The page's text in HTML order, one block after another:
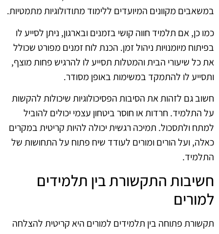
במשאבים מקוונים המיועדים ללימוד מתודולוגיות מתמטיות.
כמו כן, אם תלמיד חווה קושי בזמנים ובארגון, ניתן לסייע לו
בפיתוח מיומנויות ניהול זמן. הכנת לוח זמנים מפורט שכולל
את כל שיעורי הבית והמטלות תסייע לו להרגיש פחות מוצף,
ותסייע לו להתמקד במשימות באופן מסודר.
חשוב גם לזהות את הסיבות הפסיכולוגיות שיכולות להקשות
על התלמיד. חרדות או חוסר ביטחון עצמי יכולים להוביל
למתח ולתסכול. תמיכה רגשית יכולה להיות קריטית במקרים
כאלה, ועל הורים ומורים לעודד שיח פתוח על התחושות של
התלמיד.
חשיבות התקשורת בין תלמידים
למורים
תקשורת פתוחה בין תלמידים למורים היא קריטית להצלחה